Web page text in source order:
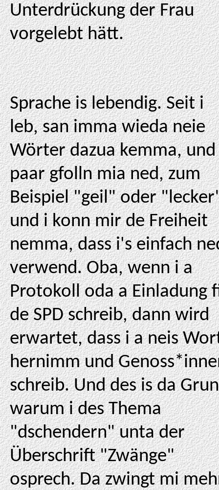
Unterdrückung der Frau
vorgelebt hätt.
Sprache is lebendig. Seit i
leb, san imma wieda neie
Wörter dazua kemma, und
paar gfolln mia ned, zum
Beispiel "geil" oder
und i konn mir de Freiheit
nemma, dass i's einfach
verwend. Oba, wenn i a
Protokoll oda a Einladung
de SPD schreib, dann wird
erwartet, dass i a neis
hernimm und
schreib. Und des is da
warum i des Thema
"dschendern" unta der
Überschrift "Zwänge"
osprech. Da zwingt mi